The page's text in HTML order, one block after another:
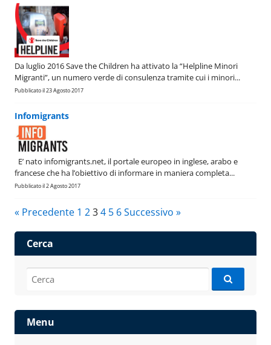
Da luglio 2016 Save the Children ha attivato la “Helpline Minori
Migranti”, un numero verde di consulenza tramite cui i minori...
Pubblicato il 23 Agosto 2017
Infomigrants
E’ nato infomigrants.net, il portale europeo in inglese, arabo e
francese che ha l’obiettivo di informare in maniera completa...
Pubblicato il 2 Agosto 2017
« Precedente 1 234 5 6Successivo »
Cerca
Cerca:
Menu